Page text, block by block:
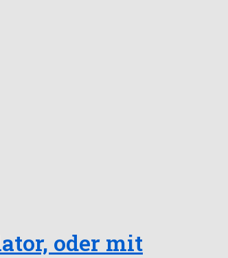
oder mit